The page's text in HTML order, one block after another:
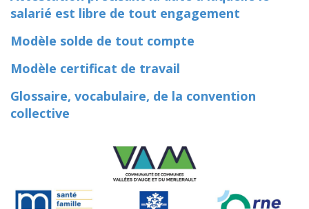
salarié est libre de tout engagement
Modèle solde de tout compte
Modèle certificat de travail
Glossaire, vocabulaire, de la convention
collective